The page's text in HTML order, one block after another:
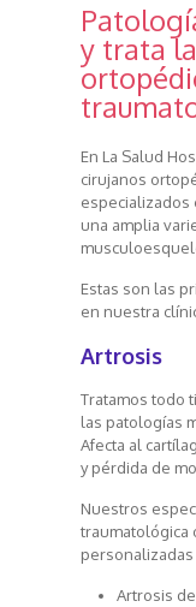
y trata
En La Salud
cirujanos
especializados
una amplia
Estas son las
en nuestra
Artrosis
Tratamos todo
las patologías
Afecta al
y pérdida de
Nuestros
traumatológica
Artrosis